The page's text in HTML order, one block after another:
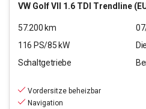
VW Golf VII 1.6 TDI Trendline (EURO 6d-
57.200 km
116 PS/85 kW
Schaltgetriebe
Vordersitze beheizbar
Navigation